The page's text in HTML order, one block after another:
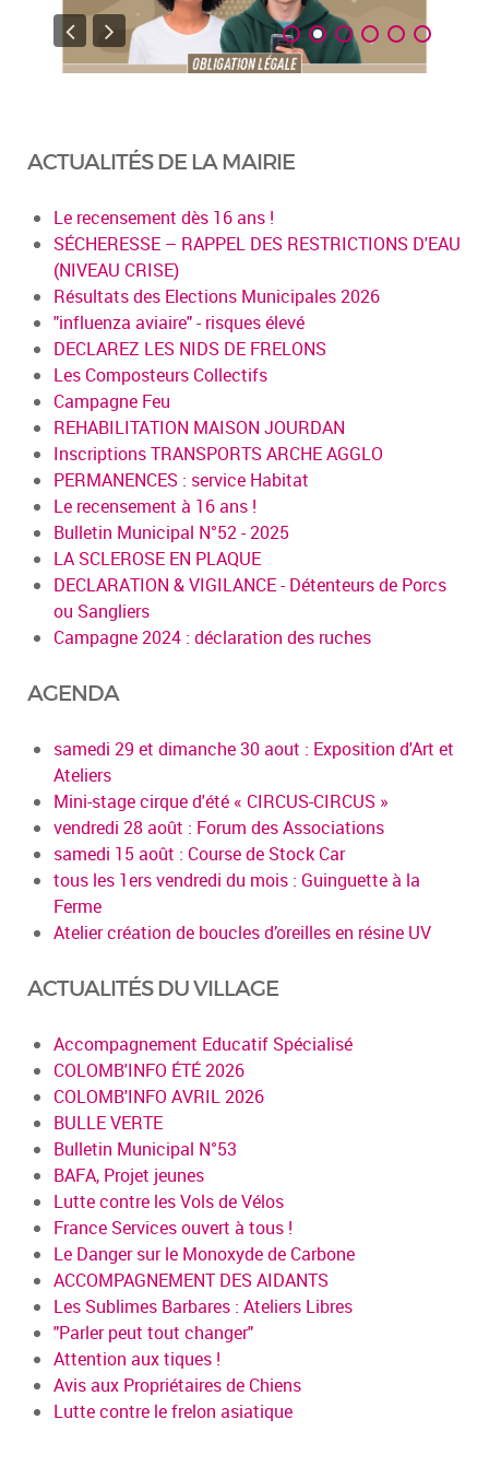
ACTUALITÉS DE LA MAIRIE
Le recensement dès 16 ans !
SÉCHERESSE – RAPPEL DES RESTRICTIONS D'EAU
(NIVEAU CRISE)
Résultats des Elections Municipales 2026
"influenza aviaire" - risques élevé
DECLAREZ LES NIDS DE FRELONS
Les Composteurs Collectifs
Campagne Feu
REHABILITATION MAISON JOURDAN
Inscriptions TRANSPORTS ARCHE AGGLO
PERMANENCES : service Habitat
Le recensement à 16 ans !
Bulletin Municipal N°52 - 2025
LA SCLEROSE EN PLAQUE
DECLARATION & VIGILANCE - Détenteurs de Porcs
ou Sangliers
Campagne 2024 : déclaration des ruches
AGENDA
samedi 29 et dimanche 30 aout : Exposition d'Art et
Ateliers
Mini-stage cirque d'été « CIRCUS-CIRCUS »
vendredi 28 août : Forum des Associations
samedi 15 août : Course de Stock Car
tous les 1ers vendredi du mois : Guinguette à la
Ferme
Atelier création de boucles d’oreilles en résine UV
ACTUALITÉS DU VILLAGE
Accompagnement Educatif Spécialisé
COLOMB'INFO ÉTÉ 2026
COLOMB'INFO AVRIL 2026
BULLE VERTE
Bulletin Municipal N°53
BAFA, Projet jeunes
Lutte contre les Vols de Vélos
France Services ouvert à tous !
Le Danger sur le Monoxyde de Carbone
ACCOMPAGNEMENT DES AIDANTS
Les Sublimes Barbares : Ateliers Libres
"Parler peut tout changer"
Attention aux tiques !
Avis aux Propriétaires de Chiens
Lutte contre le frelon asiatique